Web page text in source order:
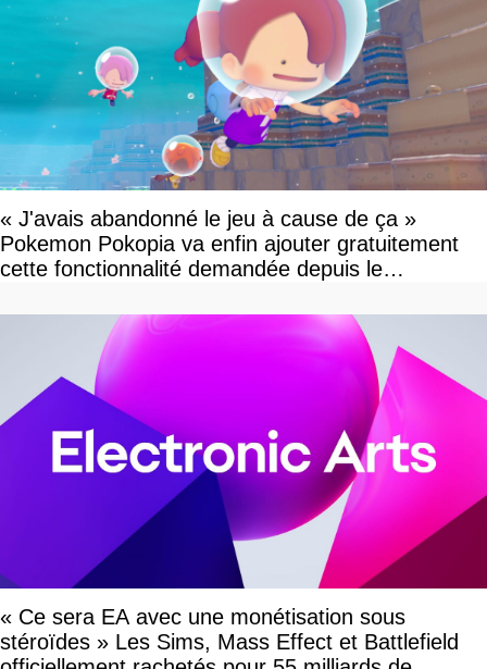
« J'avais abandonné le jeu à cause de ça »
Pokemon Pokopia va enfin ajouter gratuitement
cette fonctionnalité demandée depuis le
« Ce sera EA avec une monétisation sous
stéroïdes » Les Sims, Mass Effect et Battlefield